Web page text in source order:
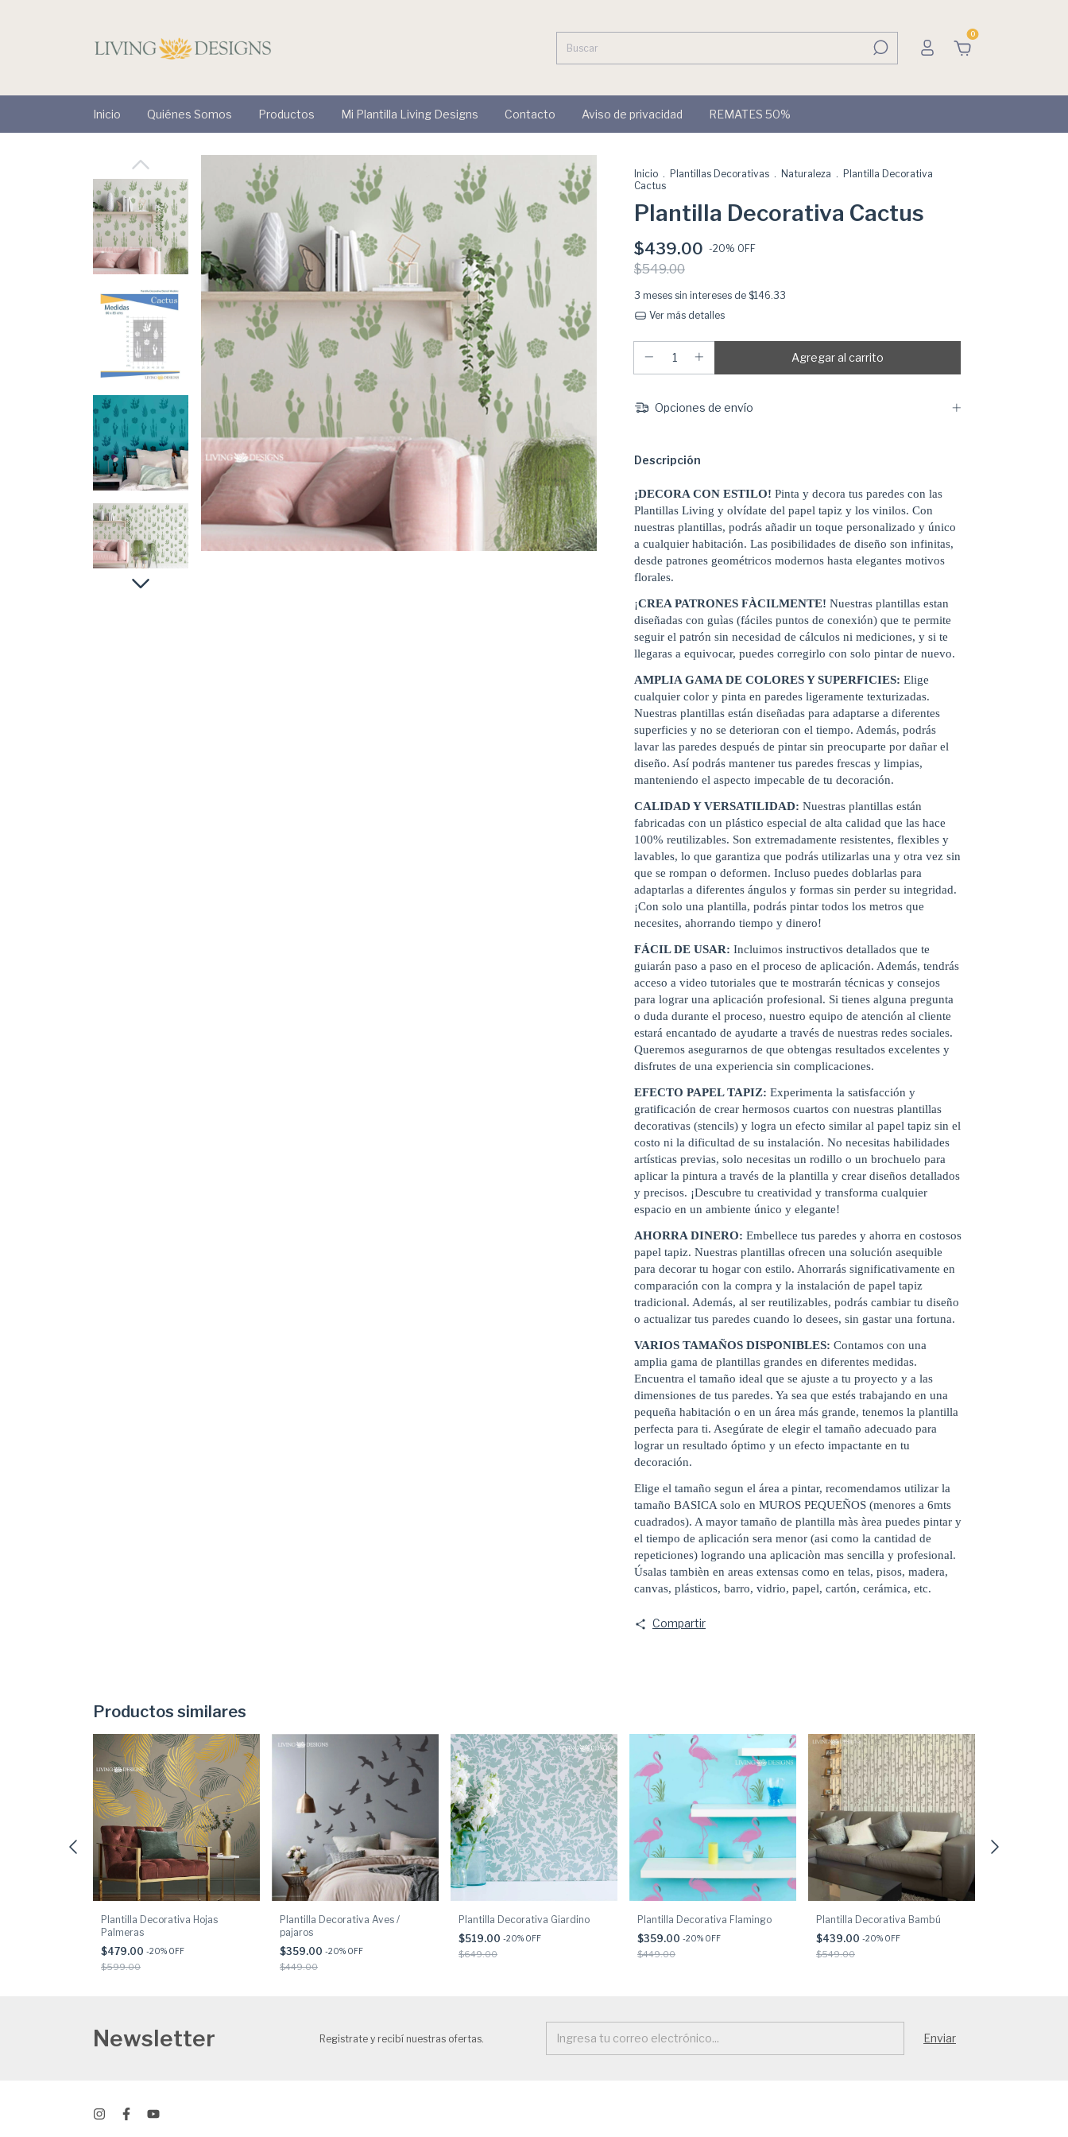
0
Inicio Quiénes Somos Productos Mi Plantilla Living Designs Contacto Aviso de privacidad REMATES 50%
Inicio . Plantillas Decorativas . Naturaleza . Plantilla Decorativa
Cactus
Plantilla Decorativa Cactus
$439.00 -20% OFF
$549.00
3 meses sin intereses de $146.33
Ver más detalles
Opciones de envío
Descripción
¡DECORA CON ESTILO! Pinta y decora tus paredes con las
Plantillas Living y olvídate del papel tapiz y los vinilos. Con
nuestras plantillas, podrás añadir un toque personalizado y único
a cualquier habitación. Las posibilidades de diseño son infinitas,
desde patrones geométricos modernos hasta elegantes motivos
florales.
¡CREA PATRONES FÀCILMENTE! Nuestras plantillas estan
diseñadas con guìas (fáciles puntos de conexión) que te permite
seguir el patrón sin necesidad de cálculos ni mediciones, y si te
llegaras a equivocar, puedes corregirlo con solo pintar de nuevo.
AMPLIA GAMA DE COLORES Y SUPERFICIES: Elige
cualquier color y pinta en paredes ligeramente texturizadas.
Nuestras plantillas están diseñadas para adaptarse a diferentes
superficies y no se deterioran con el tiempo. Además, podrás
lavar las paredes después de pintar sin preocuparte por dañar el
diseño. Así podrás mantener tus paredes frescas y limpias,
manteniendo el aspecto impecable de tu decoración.
CALIDAD Y VERSATILIDAD: Nuestras plantillas están
fabricadas con un plástico especial de alta calidad que las hace
100% reutilizables. Son extremadamente resistentes, flexibles y
lavables, lo que garantiza que podrás utilizarlas una y otra vez sin
que se rompan o deformen. Incluso puedes doblarlas para
adaptarlas a diferentes ángulos y formas sin perder su integridad.
¡Con solo una plantilla, podrás pintar todos los metros que
necesites, ahorrando tiempo y dinero!
FÁCIL DE USAR: Incluimos instructivos detallados que te
guiarán paso a paso en el proceso de aplicación. Además, tendrás
acceso a video tutoriales que te mostrarán técnicas y consejos
para lograr una aplicación profesional. Si tienes alguna pregunta
o duda durante el proceso, nuestro equipo de atención al cliente
estará encantado de ayudarte a través de nuestras redes sociales.
Queremos asegurarnos de que obtengas resultados excelentes y
disfrutes de una experiencia sin complicaciones.
EFECTO PAPEL TAPIZ: Experimenta la satisfacción y
gratificación de crear hermosos cuartos con nuestras plantillas
decorativas (stencils) y logra un efecto similar al papel tapiz sin el
costo ni la dificultad de su instalación. No necesitas habilidades
artísticas previas, solo necesitas un rodillo o un brochuelo para
aplicar la pintura a través de la plantilla y crear diseños detallados
y precisos. ¡Descubre tu creatividad y transforma cualquier
espacio en un ambiente único y elegante!
AHORRA DINERO: Embellece tus paredes y ahorra en costosos
papel tapiz. Nuestras plantillas ofrecen una solución asequible
para decorar tu hogar con estilo. Ahorrarás significativamente en
comparación con la compra y la instalación de papel tapiz
tradicional. Además, al ser reutilizables, podrás cambiar tu diseño
o actualizar tus paredes cuando lo desees, sin gastar una fortuna.
VARIOS TAMAÑOS DISPONIBLES: Contamos con una
amplia gama de plantillas grandes en diferentes medidas.
Encuentra el tamaño ideal que se ajuste a tu proyecto y a las
dimensiones de tus paredes. Ya sea que estés trabajando en una
pequeña habitación o en un área más grande, tenemos la plantilla
perfecta para ti. Asegúrate de elegir el tamaño adecuado para
lograr un resultado óptimo y un efecto impactante en tu
decoración.
Elige el tamaño segun el área a pintar, recomendamos utilizar la
tamaño BASICA solo en MUROS PEQUEÑOS (menores a 6mts
cuadrados). A mayor tamaño de plantilla màs àrea puedes pintar y
el tiempo de aplicación sera menor (asi como la cantidad de
repeticiones) logrando una aplicaciòn mas sencilla y profesional.
Úsalas tambièn en areas extensas como en telas, pisos, madera,
canvas, plásticos, barro, vidrio, papel, cartón, cerámica, etc.
Compartir
Productos similares
Plantilla Decorativa Hojas
Palmeras
$479.00 -20% OFF
$599.00
Plantilla Decorativa Aves /
pajaros
$359.00 -20% OFF
$449.00
Plantilla Decorativa Giardino
$519.00 -20% OFF
$649.00
Plantilla Decorativa Flamingo
$359.00 -20% OFF
$449.00
Plantilla Decorativa Bambú
$439.00 -20% OFF
$549.00
Newsletter Registrate y recibí nuestras ofertas.